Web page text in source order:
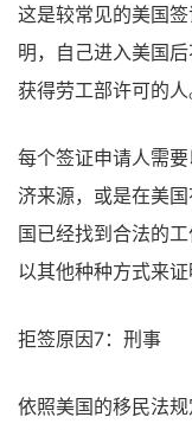
这是较常见的美国
明，自己进入美国
获得劳工部许可的人
每个签证申请人需
济来源，或是在美
国已经找到合法的
以其他种种方式来证
拒签原因7：刑事
依照美国的移民法